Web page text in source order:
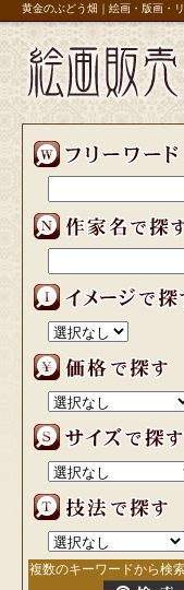
黄金のぶどう畑｜絵画・版画・
複数のキーワードから検